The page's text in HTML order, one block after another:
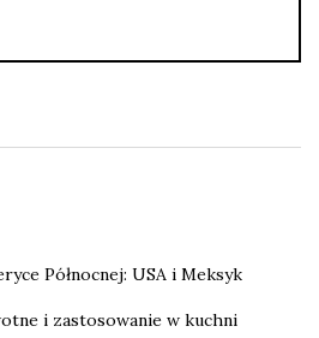
Północnej: USA i Meksyk
i zastosowanie w kuchni